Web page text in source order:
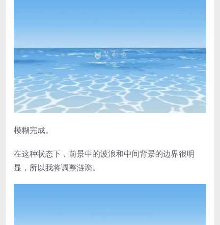
模糊完成。
在这种状态下，前景中的波浪和中间背景的边界很明
显，所以我将调整涟漪。